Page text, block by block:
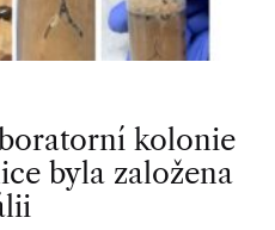
kolonie
byla založena